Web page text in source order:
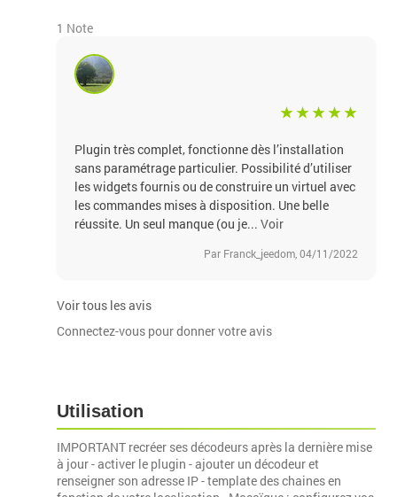
1 Note
Plugin très complet, fonctionne dès l’installation
sans paramétrage particulier. Possibilité d’utiliser
les widgets fournis ou de construire un virtuel avec
les commandes mises à disposition. Une belle
réussite. Un seul manque (ou je...Voir
Par Franck_jeedom, 04/11/2022
Voir tous les avis
Connectez-vous pour donner votre avis
Utilisation
IMPORTANT recréer ses décodeurs après la dernière mise
à jour - activer le plugin - ajouter un décodeur et
renseigner son adresse IP - template des chaines en